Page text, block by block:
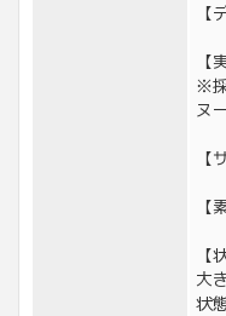
【
※
ヌ
【
【
【
大
状